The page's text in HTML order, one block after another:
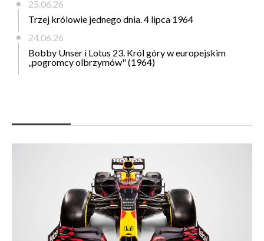
25.06.26
Trzej królowie jednego dnia. 4 lipca 1964
24.06.26
Bobby Unser i Lotus 23. Król góry w europejskim
„pogromcy olbrzymów" (1964)